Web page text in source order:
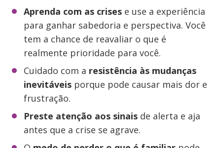
Aprenda com as crises e use a experiência
para ganhar sabedoria e perspectiva. Você
tem a chance de reavaliar o que é
realmente prioridade para você.
Cuidado com a resistência às mudanças
inevitáveis porque pode causar mais dor e
frustração.
Preste atenção aos sinais de alerta e aja
antes que a crise se agrave.